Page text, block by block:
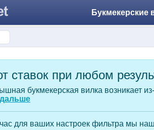
Букмекерские
ставок при любом
букмекерская вилка возникает
для ваших настроек фильтра мы